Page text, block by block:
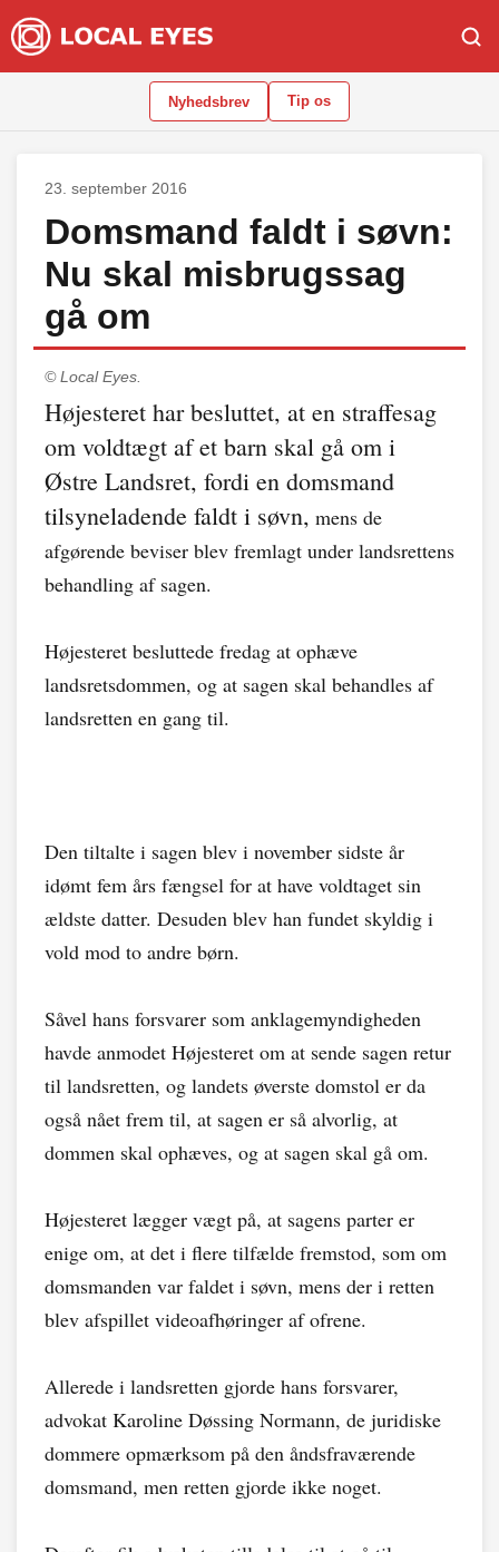
Nyhedsbrev Tip os
23. september 2016
Domsmand faldt i søvn:
Nu skal misbrugssag
gå om
© Local Eyes.
Højesteret har besluttet, at en straffesag
om voldtægt af et barn skal gå om i
Østre Landsret, fordi en domsmand
tilsyneladende faldt i søvn, mens de
afgørende beviser blev fremlagt under landsrettens
behandling af sagen.
Højesteret besluttede fredag at ophæve
landsretsdommen, og at sagen skal behandles af
landsretten en gang til.
Den tiltalte i sagen blev i november sidste år
idømt fem års fængsel for at have voldtaget sin
ældste datter. Desuden blev han fundet skyldig i
vold mod to andre børn.
Såvel hans forsvarer som anklagemyndigheden
havde anmodet Højesteret om at sende sagen retur
til landsretten, og landets øverste domstol er da
også nået frem til, at sagen er så alvorlig, at
dommen skal ophæves, og at sagen skal gå om.
Højesteret lægger vægt på, at sagens parter er
enige om, at det i flere tilfælde fremstod, som om
domsmanden var faldet i søvn, mens der i retten
blev afspillet videoafhøringer af ofrene.
Allerede i landsretten gjorde hans forsvarer,
advokat Karoline Døssing Normann, de juridiske
dommere opmærksom på den åndsfraværende
domsmand, men retten gjorde ikke noget.